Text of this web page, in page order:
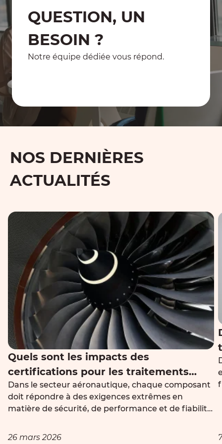
QUESTION, UN
BESOIN ?
Notre équipe dédiée vous répond.
NOS DERNIÈRES
ACTUALITÉS
Quels sont les impacts des
certifications pour les traitements
thermiques dans le secteur
aéronautique ?
Dans le secteur aéronautique, chaque composant
doit répondre à des exigences extrêmes en
matière de sécurité, de performance et de fiabilité.
l’obtention des propriétés mécaniques attendues,
26 mars 2026
Quels sont les impacts des certifications pour les